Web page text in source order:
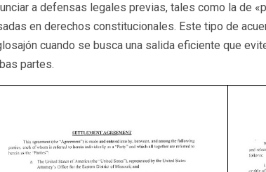
a defensas legales previas, tales como la de
en derechos constitucionales. Este tipo de
cuando se busca una salida eficiente que
partes.